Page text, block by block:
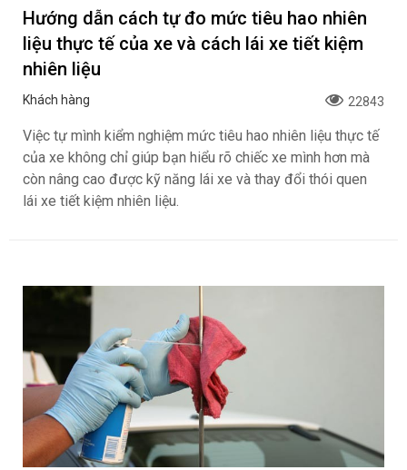
Hướng dẫn cách tự đo mức tiêu hao nhiên
liệu thực tế của xe và cách lái xe tiết kiệm
nhiên liệu
Khách hàng 22843
Việc tự mình kiểm nghiệm mức tiêu hao nhiên liệu thực tế
của xe không chỉ giúp bạn hiểu rõ chiếc xe mình hơn mà
còn nâng cao được kỹ năng lái xe và thay đổi thói quen
lái xe tiết kiệm nhiên liệu.